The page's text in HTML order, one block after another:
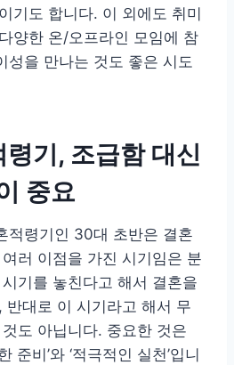
기도 합니다. 이 외에도 취미
양한 온/오프라인 모임에 참
성을 만나는 것도 좋은 시도
기, 조급함 대신
중요
적령기인 30대 초반은 결혼
러 이점을 가진 시기임은 분
기를 놓친다고 해서 결혼을
반대로 이 시기라고 해서 무
도 아닙니다. 중요한 것은
준비’와 ‘적극적인 실천’입니